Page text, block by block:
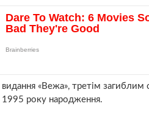
«Вежа», третім
1995 року народження.